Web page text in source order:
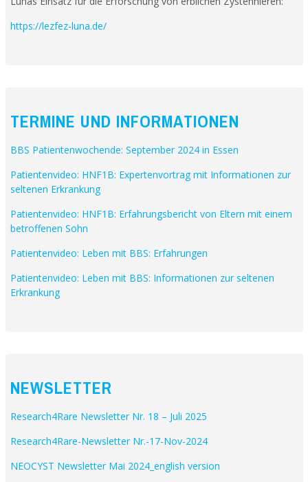
https://lezfez-luna.de/
TERMINE UND INFORMATIONEN
BBS Patientenwochende: September 2024 in Essen
Patientenvideo: HNF1B: Expertenvortrag mit Informationen zur
seltenen Erkrankung
Patientenvideo: HNF1B: Erfahrungsbericht von Eltern mit einem
betroffenen Sohn
Patientenvideo: Leben mit BBS: Erfahrungen
Patientenvideo: Leben mit BBS: Informationen zur seltenen
Erkrankung
NEWSLETTER
Research4Rare Newsletter Nr. 18 – Juli 2025
Research4Rare-Newsletter Nr.-17-Nov-2024
NEOCYST Newsletter Mai 2024_english version